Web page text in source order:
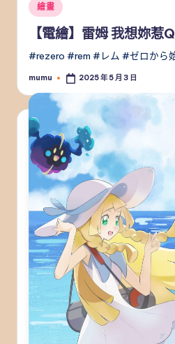
Posted
in
繪畫
【電繪】雷姆 我想妳惹
#rezero #rem #レム #ゼロから
Posted
mumu 2025 年 5 月 3 日